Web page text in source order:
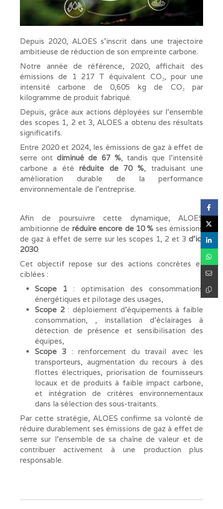
Depuis 2020, ALOES s’inscrit dans une trajectoire
ambitieuse de réduction de son empreinte carbone.
Notre année de référence, 2020, affichait des
émissions de 1 217 T équivalent CO₂, pour une
intensité carbone de 0,605 kg de CO₂ par
kilogramme de produit fabriqué.
Depuis, grâce aux actions déployées sur l’ensemble
des scopes 1, 2 et 3, ALOES a obtenu des résultats
significatifs.
Entre 2020 et 2024, les émissions de gaz à effet de
serre ontdiminué de 67 %, tandis que l’intensité
carbone a étéréduite de 70 %, traduisant une
amélioration durable de la performance
environnementale de l’entreprise.
Afin de poursuivre cette dynamique, ALOES
ambitionne de réduire encore de 10 % ses émissions
de gaz à effet de serre sur les scopes 1, 2 et 3 d’ici
2030.
Cet objectif repose sur des actions concrètes et
ciblées :
Scope 1 : optimisation des consommations
énergétiques et pilotage des usages,
Scope 2: déploiement d’équipements à faible
consommation, , installation d’éclairages à
détection de présence et sensibilisation des
équipes,
Scope 3 : renforcement du travail avec les
transporteurs, augmentation du recours à des
flottes électriques, priorisation de fournisseurs
locaux et de produits à faible impact carbone,
et intégration de critères environnementaux
dans la sélection des sous-traitants.
Par cette stratégie, ALOES confirme sa volonté de
réduire durablement ses émissions de gaz à effet de
serre sur l’ensemble de sa chaîne de valeur et de
contribuer activement à une production plus
responsable.